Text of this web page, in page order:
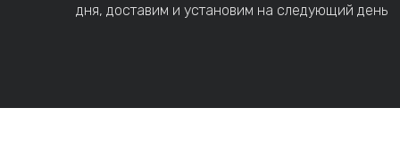
дня, доставим и установим на следующий день